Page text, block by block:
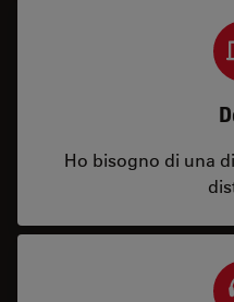
Ho bisogno di una